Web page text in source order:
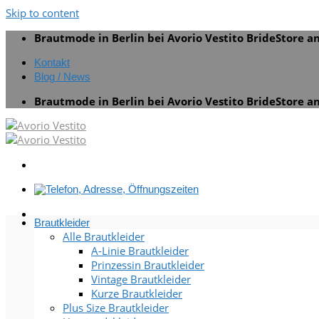
Skip to content
Brautmode in Berlin bei Avorio Vestito BrideStore
Kontakt
Blog / News
Brautmode in Berlin bei Avorio Vestito BrideStore
Brautkleider
Alle Brautkleider
A-Linie Brautkleider
Prinzessin Brautkleider
Vintage Brautkleider
Kurze Brautkleider
Plus Size Brautkleider